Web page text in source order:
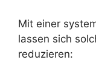
Mit einer
lassen sich
reduzieren: